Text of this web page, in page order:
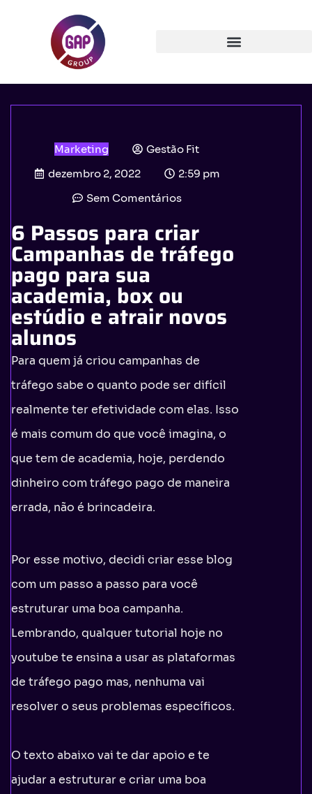
Marketing
Gestão Fit
dezembro 2, 2022
2:59 pm
Sem Comentários
6 Passos para criar
Campanhas de tráfego
pago para sua
academia, box ou
estúdio e atrair novos
alunos
Para quem já criou campanhas de
tráfego sabe o quanto pode ser difícil
realmente ter efetividade com elas. Isso
é mais comum do que você imagina, o
que tem de academia, hoje, perdendo
dinheiro com tráfego pago de maneira
errada, não é brincadeira.
Por esse motivo, decidi criar esse blog
com um passo a passo para você
estruturar uma boa campanha.
Lembrando, qualquer tutorial hoje no
youtube te ensina a usar as plataformas
de tráfego pago mas, nenhuma vai
resolver o seus problemas específicos.
O texto abaixo vai te dar apoio e te
ajudar a estruturar e criar uma boa